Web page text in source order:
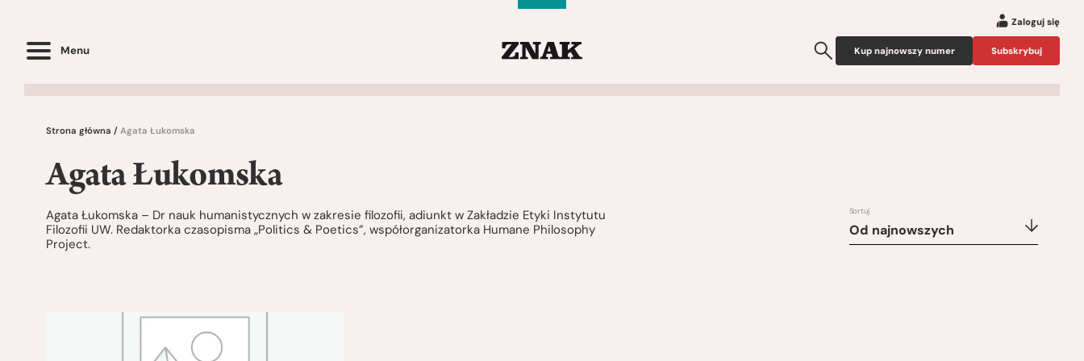
Menu
Zaloguj się
Kup najnowszy numer Subskrybuj
Strona główna / Agata Łukomska
Agata Łukomska
Agata Łukomska – Dr nauk humanistycznych w zakresie filozofii, adiunkt w Zakładzie Etyki Instytutu
Filozofii UW. Redaktorka czasopisma „Politics & Poetics”, współorganizatorka Humane Philosophy
Project.
Sortuj
Od najnowszych